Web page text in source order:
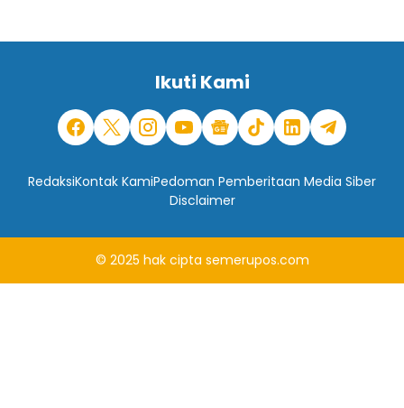
Ikuti Kami
RedaksiKontak KamiPedoman Pemberitaan Media Siber
Disclaimer
© 2025 hak cipta semerupos.com